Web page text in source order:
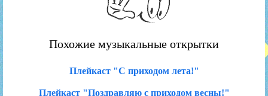
Похожие музыкальные открытки
Плейкаст "С приходом лета!"
Плейкаст "Поздравляю с приходом весны!"